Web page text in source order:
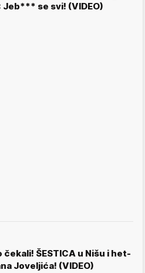
Jeb*** se svi! (VIDEO)
čekali! ŠESTICA u Nišu i het-
Joveljića! (VIDEO)